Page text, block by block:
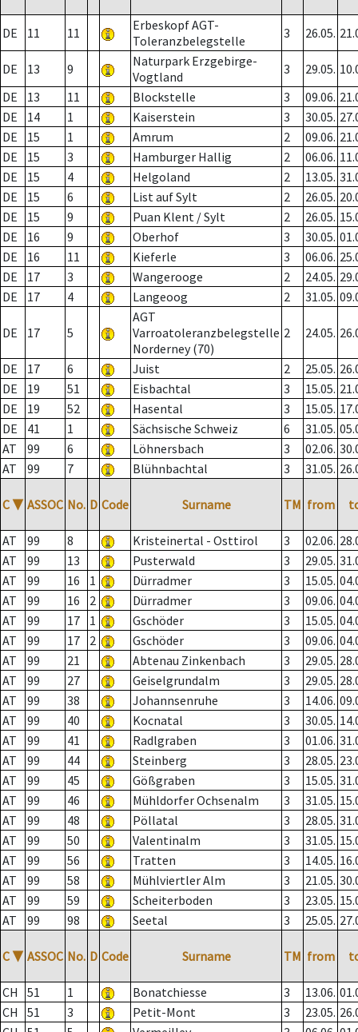
DE 11 11
Erbeskopf AGT-
Toleranzbelegstelle
3 26.05.
DE 13 9
Naturpark Erzgebirge-
Vogtland
3 29.05.
DE
13 11 Blockstelle 3 09.06.
DE
14 1 Kaiserstein 3 30.05.
DE
15 1 Amrum 2 09.06.
DE
15 3 Hamburger Hallig 2 06.06.
DE
15 4 Helgoland 2 13.05.
DE
15 6 List auf Sylt 2 26.05.
DE
15 9 Puan Klent / Sylt 2 26.05.
DE
16 9 Oberhof 3 30.05.
DE
16 11 Kieferle 3 06.06.
DE
17 3 Wangerooge 2 24.05.
DE
17 4 Langeoog 2 31.05.
DE 17 5
AGT
Varroatoleranzbelegstelle
Norderney (70)
2 24.05.
DE 17 6 Juist 2 25.05.
DE
19 51 Eisbachtal 3 15.05.
DE
19 52 Hasental 3 15.05.
DE
41 1 Sächsische Schweiz 6 31.05.
AT
99 6 Löhnersbach 3 02.06.
AT
99 7 Blühnbachtal 3 31.05.
C ▼ ASSOC No. D Code Surname TM from
AT 99 8 Kristeinertal - Osttirol 3 02.06.
AT
99 13 Pusterwald 3 29.05.
AT
99 16 1 Dürradmer 3 15.05.
AT
99 16 2 Dürradmer 3 09.06.
AT
99 17 1 Gschöder 3 15.05.
AT
99 17 2 Gschöder 3 09.06.
AT
99 21 Abtenau Zinkenbach 3 29.05.
AT
99 27 Geiselgrundalm 3 29.05.
AT
99 38 Johannsenruhe 3 14.06.
AT
99 40 Kocnatal 3 30.05.
AT
99 41 Radlgraben 3 01.06.
AT
99 44 Steinberg 3 28.05.
AT
99 45 Gößgraben 3 15.05.
AT
99 46 Mühldorfer Ochsenalm 3 31.05.
AT
99 48 Pöllatal 3 28.05.
AT
99 50 Valentinalm 3 31.05.
AT
99 56 Tratten 3 14.05.
AT
99 58 Mühlviertler Alm 3 21.05.
AT
99 59 Scheiterboden 3 23.05.
AT
99 98 Seetal 3 25.05.
C ▼ ASSOC No. D Code Surname TM from
CH 51 1 Bonatchiesse 3 13.06.
CH
51 3 Petit-Mont 3 23.05.